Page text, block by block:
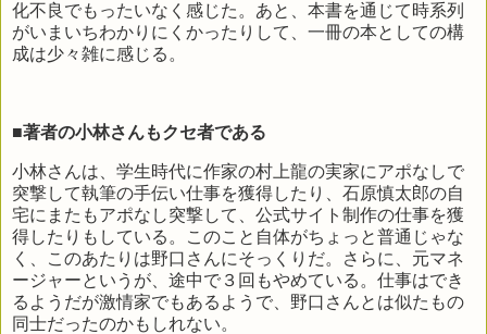
化不良でもったいなく感じた。あと、本書を通じて時系列
がいまいちわかりにくかったりして、一冊の本としての構
成は少々雑に感じる。
■著者の小林さんもクセ者である
小林さんは、学生時代に作家の村上龍の実家にアポなしで
突撃して執筆の手伝い仕事を獲得したり、石原慎太郎の自
宅にまたもアポなし突撃して、公式サイト制作の仕事を獲
得したりもしている。このこと自体がちょっと普通じゃな
く、このあたりは野口さんにそっくりだ。さらに、元マネ
ージャーというが、途中で３回もやめている。仕事はでき
るようだが激情家でもあるようで、野口さんとは似たもの
同士だったのかもしれない。